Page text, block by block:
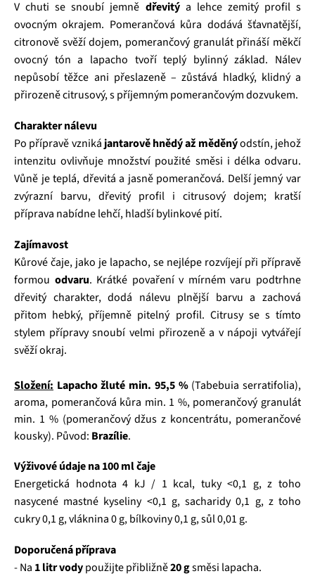
V chuti se snoubí jemně dřevitýa lehce zemitý profil s
ovocným okrajem. Pomerančová kůra dodává šťavnatější,
citronově svěží dojem, pomerančový granulát přináší měkčí
ovocný tón a lapacho tvoří teplý bylinný základ. Nálev
nepůsobí těžce ani přeslazeně – zůstává hladký, klidný a
přirozeně citrusový, s příjemným pomerančovým dozvukem.
Charakter nálevu
Po přípravě vzniká jantarově hnědý až měděnýodstín, jehož
intenzitu ovlivňuje množství použité směsi i délka odvaru.
Vůně je teplá, dřevitá a jasně pomerančová. Delší jemný var
zvýrazní barvu, dřevitý profil i citrusový dojem; kratší
příprava nabídne lehčí, hladší bylinkové pití.
Zajímavost
Kůrové čaje, jako je lapacho, se nejlépe rozvíjejí při přípravě
formou odvaru. Krátké povaření v mírném varu podtrhne
dřevitý charakter, dodá nálevu plnější barvu a zachová
přitom hebký, příjemně pitelný profil. Citrusy se s tímto
stylem přípravy snoubí velmi přirozeně a v nápoji vytvářejí
svěží okraj.
Složení: Lapacho žluté min. 95,5 %(Tabebuia serratifolia),
aroma, pomerančová kůra min. 1 %, pomerančový granulát
min. 1 % (pomerančový džus z koncentrátu, pomerančové
kousky). Původ: Brazílie.
Výživové údaje na 100 ml čaje
Energetická hodnota 4 kJ / 1 kcal, tuky <0,1 g, z toho
nasycené mastné kyseliny <0,1 g, sacharidy 0,1 g, z toho
cukry 0,1 g, vláknina 0 g, bílkoviny 0,1 g, sůl 0,01 g.
Doporučená příprava
- Na 1 litr vodypoužijte přibližně20 gsměsi lapacha.